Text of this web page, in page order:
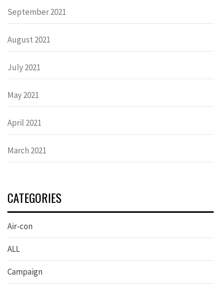
September 2021
August 2021
July 2021
May 2021
April 2021
March 2021
CATEGORIES
Air-con
ALL
Campaign